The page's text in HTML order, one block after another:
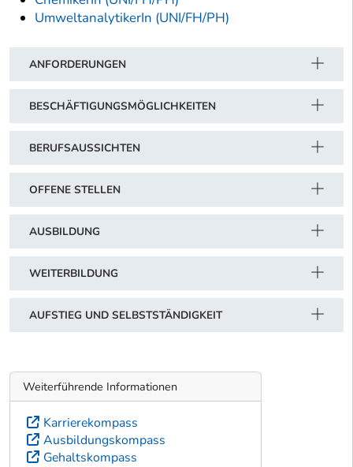
UmweltanalytikerIn (UNI/FH/PH)
ANFORDERUNGEN
BESCHÄFTIGUNGSMÖGLICHKEITEN
BERUFSAUSSICHTEN
OFFENE STELLEN
AUSBILDUNG
WEITERBILDUNG
AUFSTIEG UND SELBSTSTÄNDIGKEIT
Weiterführende Informationen
Karrierekompass
Ausbildungskompass
Gehaltskompass